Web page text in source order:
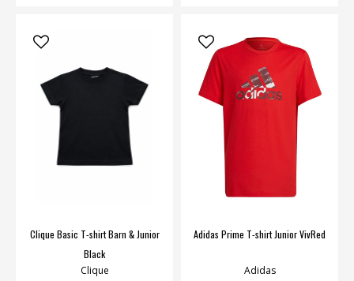
Clique Basic T-shirt Barn & Junior
Black
Clique
Adidas Prime T-shirt Junior VivRed
Adidas